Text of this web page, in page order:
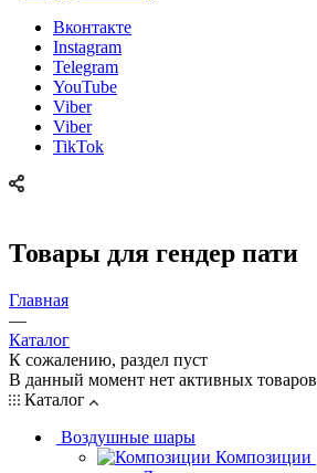
Вконтакте
Instagram
Telegram
YouTube
Viber
Viber
TikTok
Товары для гендер пати
Главная
—
Каталог
К сожалению, раздел пуст
В данный момент нет активных товаров
Каталог
Воздушные шары
Композиции